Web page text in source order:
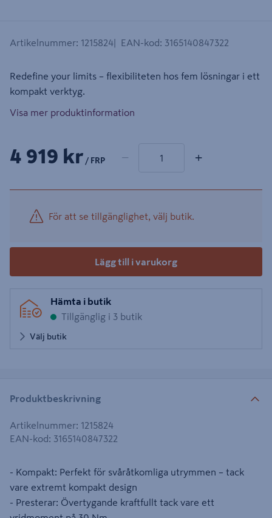
Artikelnummer: 1215824 EAN-kod: 3165140847322
Redefine your limits – flexibiliteten hos fem lösningar i ett
kompakt verktyg.
Visa mer produktinformation
4 919 kr / FRP − +
För att se tillgänglighet, välj butik.
Lägg till i varukorg
Hämta i butik
Tillgänglig i 3 butik
Välj butik
Produktbeskrivning
Artikelnummer: 1215824
EAN-kod: 3165140847322
- Kompakt: Perfekt för svåråtkomliga utrymmen – tack
vare extremt kompakt design
- Presterar: Övertygande kraftfullt tack vare ett